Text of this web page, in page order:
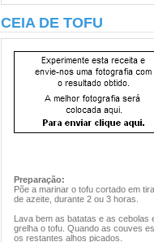
CEIA DE TOFU
Preparação:
Põe a marinar o tofu cortado em
de azeite, durante 2 ou 3 horas.
Lava bem as batatas e as
grelha o tofu. Quando as couves
os restantes alhos picados.